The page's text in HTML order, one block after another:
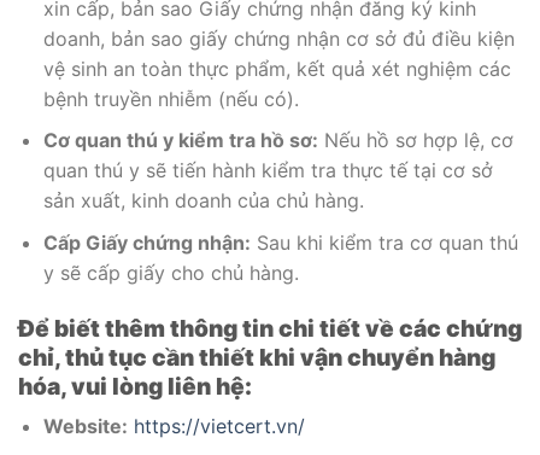
xin cấp, bản sao Giấy chứng nhận đăng ký kinh
doanh, bản sao giấy chứng nhận cơ sở đủ điều kiện
vệ sinh an toàn thực phẩm, kết quả xét nghiệm các
bệnh truyền nhiễm (nếu có).
Cơ quan thú y kiểm tra hồ sơ: Nếu hồ sơ hợp lệ, cơ
quan thú y sẽ tiến hành kiểm tra thực tế tại cơ sở
sản xuất, kinh doanh của chủ hàng.
Cấp Giấy chứng nhận: Sau khi kiểm tra cơ quan thú
y sẽ cấp giấy cho chủ hàng.
Để biết thêm thông tin chi tiết về các chứng
chỉ, thủ tục cần thiết khi vận chuyển hàng
hóa, vui lòng liên hệ:
Website: https://vietcert.vn/